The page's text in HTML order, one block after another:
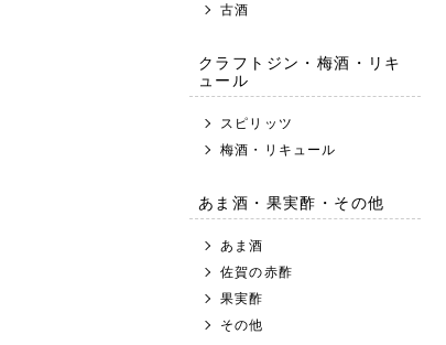
古酒
クラフトジン・梅酒・リキ
ュール
スピリッツ
梅酒・リキュール
あま酒・果実酢・その他
あま酒
佐賀の赤酢
果実酢
その他